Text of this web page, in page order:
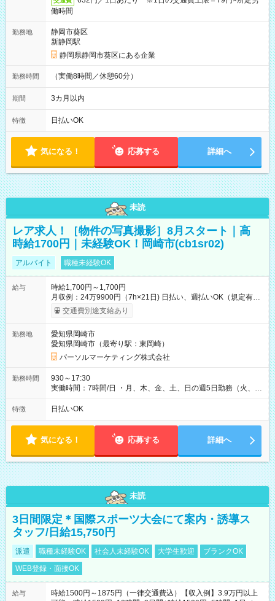
働時間
勤務地
静岡市葵区
新静岡駅
静岡県静岡市葵区にある企業
勤務時間 （実働8時間／休憩60分）
期間 3カ月以内
特徴 日払いOK
気になる！ 応募する 詳細へ
未読
レア求人！［物件の写真撮影］8月スタート｜高
時給1700円｜未経験OK！岡崎市(cb1sr02)
アルバイト 職種未経験OK
給与
時給1,700円～1,700円
月収例：24万9900円（7h×21日) 日払い、週払いOK（規定有
り） 【試用期間】試用期間なし
交通費別途支給あり
勤務地
愛知県岡崎市
愛知県岡崎市（最寄り駅：東岡崎）
パーソルマーケティング株式会社
勤務時間
930～17:30
実働時間：7時間/日 ・月、木、金、土、日の週5日勤務（火、水
は固定休です／夏季、年末年始等、長期休暇有り！） ・ワンシ
フト！ 残業ほぼナシ（0～5h/月）
特徴 日払いOK
気になる！ 応募する 詳細へ
未読
3日間限定＊国際スポーツ大会にて案内・誘導ス
タッフ/日給15,750円
派遣 職種未経験OK 社会人未経験OK 大学生歓迎
ブランクOK
WEB登録・面接OK
給与
時給1500円～1875円（一律交通費込）【収入例】3.9万円以上